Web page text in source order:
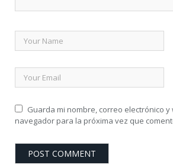
Guarda mi nombre, correo electrónico y
navegador para la próxima vez que